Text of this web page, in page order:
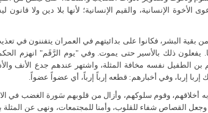
الإنسانية، والقيم الإنسانية؛ لأنها بلا دين ولا قانون
بقية البشر، فكانوا على بدائيتهم في العمران يتفننون في
يفعلون ذلك بالأسير حتى يموت. وفي "يوم الرَّقَم" انهزم
بن الطفيل نفسه مخافة المثلة، واشتهر عندهم جدع الأنف
إربا، وفي أخبارهم: قطعه إرباً إرباً، أي عضواً عضواً.
أخلاقهم، وقوم سلوكهم، وأزال من قلوبهم سَورة الغضب في
وجعل القصاص شفاء للقلوب، وأمنا للمجتمعات، ونهى عن المثلة